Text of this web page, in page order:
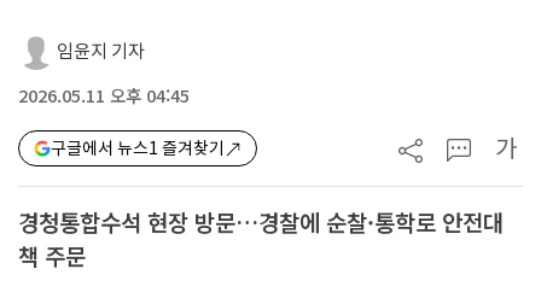
임윤지 기자
2026.05.11 오후 04:45
구글에서 뉴스1 즐겨찾기 가
경청통합수석 현장 방문…경찰에 순찰·통학로 안전대
책 주문